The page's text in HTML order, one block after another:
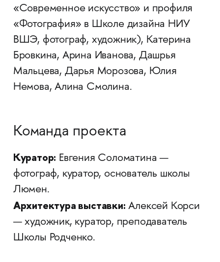
«Современное искусство» и профиля
«Фотография» в Школе дизайна НИУ
ВШЭ, фотограф, художник), Катерина
Бровкина, Арина Иванова, Дашрья
Мальцева, Дарья Морозова, Юлия
Немова, Алина Смолина.
Команда проекта
Куратор: Евгения Соломатина —
фотограф, куратор, основатель школы
Люмен.
Архитектура выставки: Алексей Корси
— художник, куратор, преподаватель
Школы Родченко.